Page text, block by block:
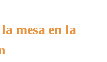
mesa en la